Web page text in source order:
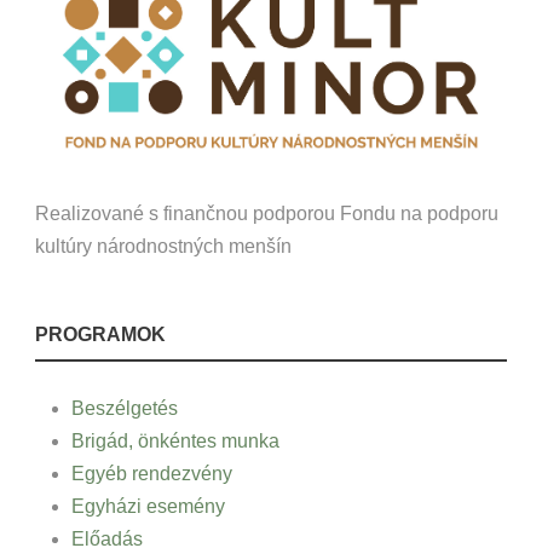
Realizované s finančnou podporou Fondu na podporu
kultúry národnostných menšín
PROGRAMOK
Beszélgetés
Brigád, önkéntes munka
Egyéb rendezvény
Egyházi esemény
Előadás